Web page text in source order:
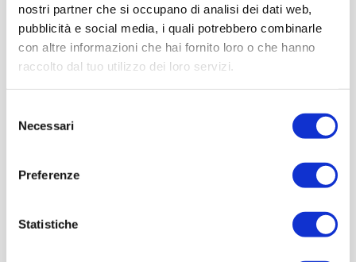
nostri partner che si occupano di analisi dei dati web,
pubblicità e social media, i quali potrebbero combinarle
con altre informazioni che hai fornito loro o che hanno
raccolto dal tuo utilizzo dei loro servizi.
delNecessari
Preferenze
Statistiche
Under the patronage of Partner Network